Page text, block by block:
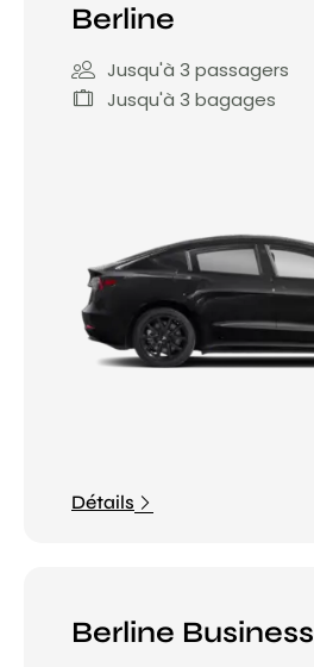
Berline
Jusqu'à 3 passagers
Jusqu'à 3 bagages
Détails
Berline Business